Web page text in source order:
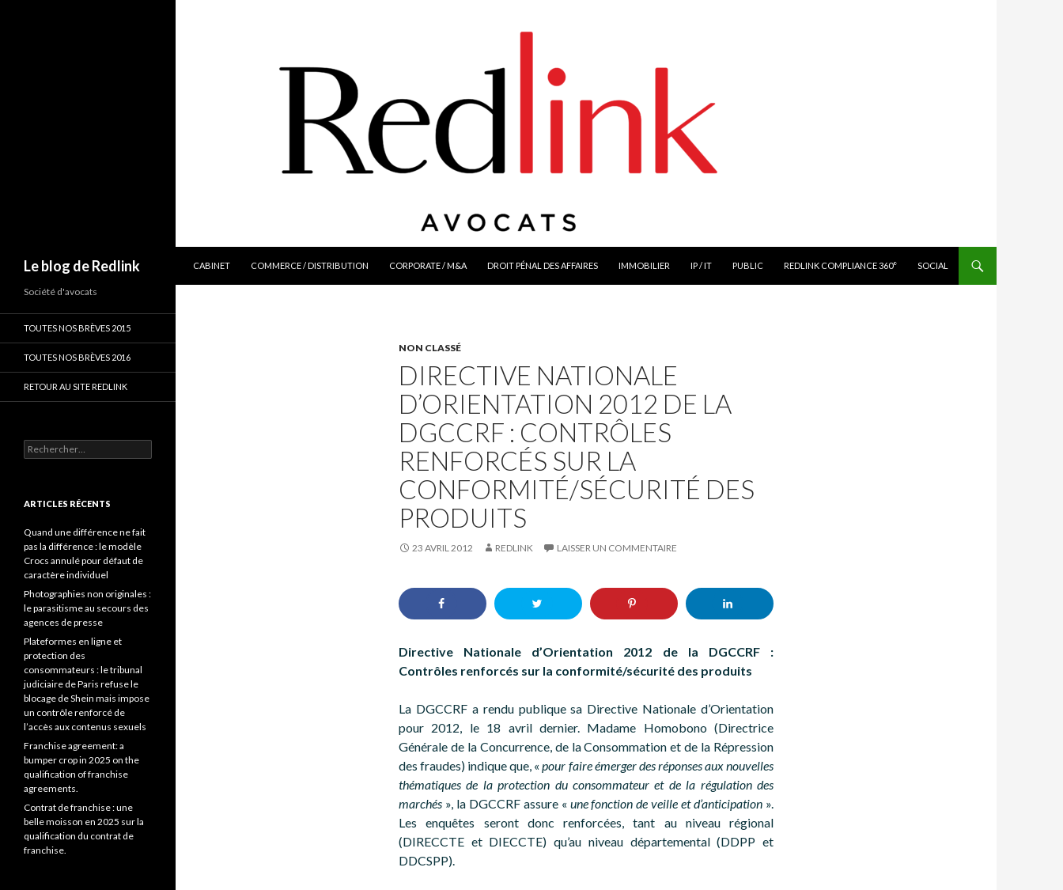
Le blog de Redlink
CABINET
COMMERCE / DISTRIBUTION CORPORATE / M&A DROIT PÉNAL DES AFFAIRES IMMOBILIER IP / IT PUBLIC REDLINK COMPLIANCE 360° SOCIAL
NON CLASSÉ
DIRECTIVE NATIONALE
D’ORIENTATION 2012 DE LA
DGCCRF : CONTRÔLES
RENFORCÉS SUR LA
CONFORMITÉ/SÉCURITÉ DES
PRODUITS
23 AVRIL 2012 REDLINK LAISSER UN COMMENTAIRE
Directive Nationale d’Orientation 2012 de la DGCCRF :
Contrôles renforcés sur la conformité/sécurité des produits
La DGCCRF a rendu publique sa Directive Nationale d’Orientation
pour 2012, le 18 avril dernier. Madame Homobono (Directrice
Générale de la Concurrence, de la Consommation et de la Répression
des fraudes) indique que, «pour faire émerger des réponses aux nouvelles
thématiques de la protection du consommateur et de la régulation des
marchés », la DGCCRF assure « une fonction de veille et d’anticipation ».
Les enquêtes seront donc renforcées, tant au niveau régional
(DIRECCTE et DIECCTE) qu’au niveau départemental (DDPP et
DDCSPP).
Société d'avocats
TOUTES NOS BRÈVES 2015
TOUTES NOS BRÈVES 2016
RETOUR AU SITE REDLINK
Rechercher :
ARTICLES RÉCENTS
Quand une différence ne fait
pas la différence : le modèle
Crocs annulé pour défaut de
caractère individuel
Photographies non originales :
le parasitisme au secours des
agences de presse
Plateformes en ligne et
protection des
consommateurs : le tribunal
judiciaire de Paris refuse le
blocage de Shein mais impose
un contrôle renforcé de
l’accès aux contenus sexuels
Franchise agreement: a
bumper crop in 2025 on the
qualification of franchise
agreements.
Contrat de franchise : une
belle moisson en 2025 sur la
qualification du contrat de
franchise.